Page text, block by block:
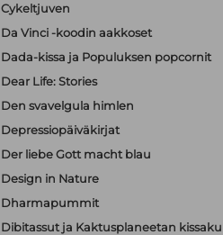
Cykeltjuven
Da Vinci -koodin aakkoset
Dada-kissa ja Populuksen popcornit
Dear Life: Stories
Den svavelgula himlen
Depressiopäiväkirjat
Der liebe Gott macht blau
Design in Nature
Dharmapummit
Dibitassut ja Kaktusplaneetan